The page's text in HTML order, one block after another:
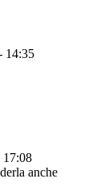
14:35
17:08
anche